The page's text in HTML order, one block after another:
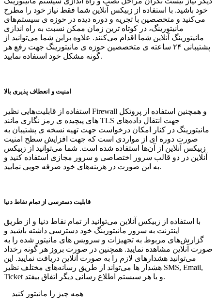
خود باشید. با استفاده از زبیکس آنلاین شما فقط نیاز خود را مطرح
می‌کنید و متخصصین با تجریه و دوره دیده در حوزه ی سیستم‌های
مانیتورینگ، در کوتاه ترین زمان ممکن نسبت به راه اندازی
مانیتورینگ آنلاین شما اقدام می‌کنند. علاوه براین شما می‌توانید از
پشتیبانی ۲۴ ساعته ی متخصصین حوزه ی مانیتورینگ جهت رفع هر
گونه مشکل خود استفاده نمایید.
امنیت و انعطاف پذیری بالا
استفاده از قابلیت‌هایی نظیر Firewall و همچنین استفاده از پروتکل
های پیچیده ی رمز نگاری مانند TLS جهت انتقال داده‌های
مانیتورینگ در کنار امکان درخواست جهت تهیه نسخه ی پشتیبان به
صورت دوره ای از مواردی است که جهت افزایش سطح امنیت
زبیکس آنلاین از آن‌ها استفاده شده است. شما می‌توانید از زبیکس
آنلاین در دو قالب سرور اختصاصی و سرور مجازی استفاده کنید و
به این صورت در هزینه‌های خود صرفه جویی نمایید.
قابلیت دسترسی از تمام نقاط دنیا
با استفاده از زبیکس آنلاین می‌توانید از تمام نقاط دنیا و از طریق
اینترنت به سرور مانیتورینگ خود دسترسی داشته باشید و
گزارش‌های مربوط به تجهیزات و سرویس های مانیتور شده را به
صورت آنلاین مشاهده نمایید. همچنین در صورت بروز هر گونه رخداد
می‌توانید هشدارهای لازم را به صورت آنلاین دریافت نمایید. این
هشدار ها می‌تواند از طریق رسانه‌های مختلف نظیر SMS, Email,
Ticket و یا هر سیستم اطلاع رسانی دیگر اتفاق بیفتد.
همه چیز را مانیتور کنید